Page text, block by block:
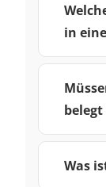
in
Was